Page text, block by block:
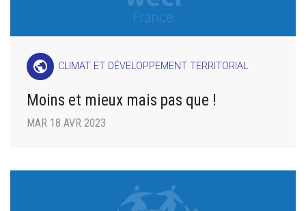
public CLIMAT ET DÉVELOPPEMENT TERRITORIAL
Moins et mieux mais pas que !
MAR 18 AVR 2023